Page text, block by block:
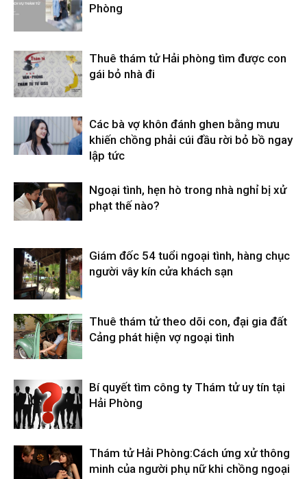
Phòng
Thuê thám tử Hải phòng tìm được con
gái bỏ nhà đi
Các bà vợ khôn đánh ghen bằng mưu
khiến chồng phải cúi đầu rời bỏ bồ ngay
lập tức
Ngoại tình, hẹn hò trong nhà nghỉ bị xử
phạt thế nào?
Giám đốc 54 tuổi ngoại tình, hàng chục
người vây kín cửa khách sạn
Thuê thám tử theo dõi con, đại gia đất
Cảng phát hiện vợ ngoại tình
Bí quyết tìm công ty Thám tử uy tín tại
Hải Phòng
Thám tử Hải Phòng:Cách ứng xử thông
minh của người phụ nữ khi chồng ngoại